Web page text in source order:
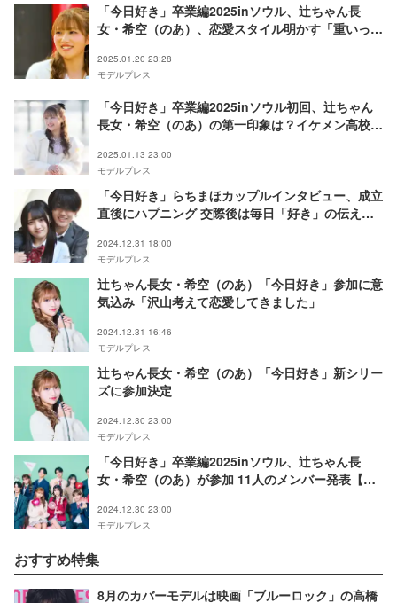
「今日好き」卒業編2025inソウル、辻ちゃん長
女・希空（のあ）、恋愛スタイル明かす「重いって
2025.01.20 23:28
モデルプレス
「今日好き」卒業編2025inソウル初回、辻ちゃん
長女・希空（のあ）の第一印象は？イケメン高校生
2025.01.13 23:00
モデルプレス
「今日好き」らちまほカップルインタビュー、成立
直後にハプニング 交際後は毎日「好き」の伝え合
2024.12.31 18:00
モデルプレス
辻ちゃん長女・希空（のあ）「今日好き」参加に意
気込み「沢山考えて恋愛してきました」
2024.12.31 16:46
モデルプレス
辻ちゃん長女・希空（のあ）「今日好き」新シリー
ズに参加決定
2024.12.30 23:00
モデルプレス
「今日好き」卒業編2025inソウル、辻ちゃん長
女・希空（のあ）が参加 11人のメンバー発表【プ
2024.12.30 23:00
モデルプレス
おすすめ特集
8月のカバーモデルは映画「ブルーロック」の高橋